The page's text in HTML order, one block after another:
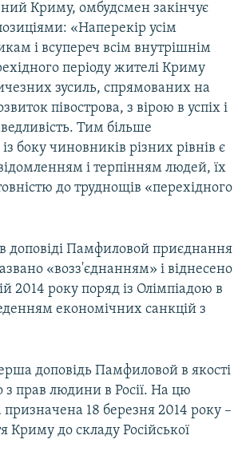
Криму, омбудсмен закінчує
«Наперекір усім
і всупереч всім внутрішнім
періоду жителі Криму
зусиль, спрямованих на
півострова, з вірою в успіх і
Тим більше
боку чиновників різних рівнів є
і терпінням людей, їх
до труднощів «перехідного
доповіді Памфиловой приєднання
«возз'єднанням» і віднесено
2014 року поряд із Олімпіадою в
економічних санкцій з
доповідь Памфиловой в якості
прав людини в Росії. На цю
призначена 18 березня 2014 року –
Криму до складу Російської